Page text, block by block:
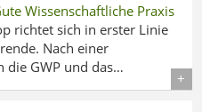
Wissenschaftliche Praxis
richtet sich in erster Linie
Nach einer
die GWP und das…